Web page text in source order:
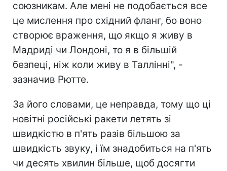
союзникам. Але мені не подобається все
це мислення про східний фланг, бо воно
створює враження, що якщо я живу в
Мадриді чи Лондоні, то я в більшій
безпеці, ніж коли живу в Таллінні", -
зазначив Рютте.
За його словами, це неправда, тому що ці
новітні російські ракети летять зі
швидкістю в п'ять разів більшою за
швидкість звуку, і їм знадобиться на п'ять
чи десять хвилин більше, щоб досягти